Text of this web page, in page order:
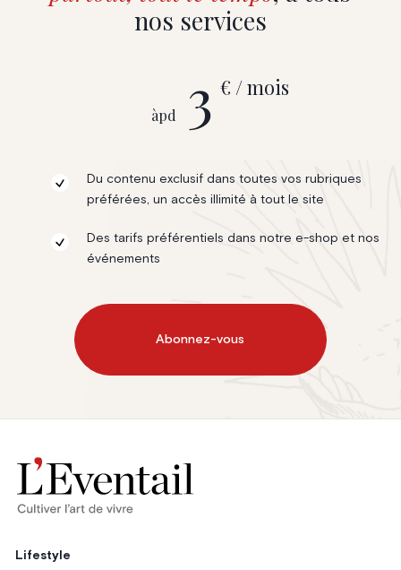
nos services
àpd 3 € / mois
Du contenu exclusif dans toutes vos rubriques
préférées, un accès illimité à tout le site
Des tarifs préférentiels dans notre e-shop et nos
événements
Abonnez-vous
Lifestyle